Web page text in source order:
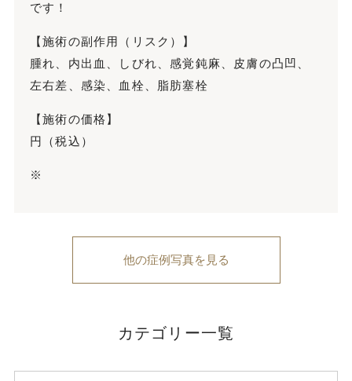
です！
【施術の副作用（リスク）】
腫れ、内出血、しびれ、感覚鈍麻、皮膚の凸凹、
左右差、感染、血栓、脂肪塞栓
【施術の価格】
円（税込）
※
他の症例写真を見る
カテゴリー一覧